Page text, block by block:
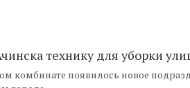
технику для уборки
комбинате появилось новое